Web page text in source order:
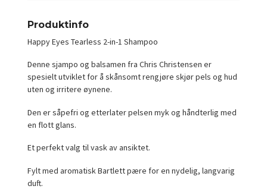
Produktinfo
Happy Eyes Tearless 2-in-1 Shampoo
Denne sjampo og balsamen fra Chris Christensen er
spesielt utviklet for å skånsomt rengjøre skjør pels og hud
uten og irritere øynene.
Den er såpefri og etterlater pelsen myk og håndterlig med
en flott glans.
Et perfekt valg til vask av ansiktet.
Fylt med aromatisk Bartlett pære for en nydelig, langvarig
duft.